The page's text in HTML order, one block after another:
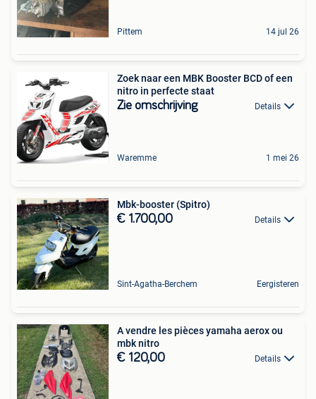
Pittem 14 jul 26
Zoek naar een MBK Booster BCD of een
nitro in perfecte staat
Zie omschrijving Details
Waremme 1 mei 26
Mbk-booster (Spitro)
€ 1.700,00 Details
Sint-Agatha-Berchem Eergisteren
A vendre les pièces yamaha aerox ou
mbk nitro
€ 120,00 Details